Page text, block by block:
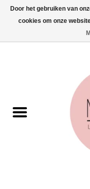
Aan tafel
Door het gebruiken van
cookies om onze